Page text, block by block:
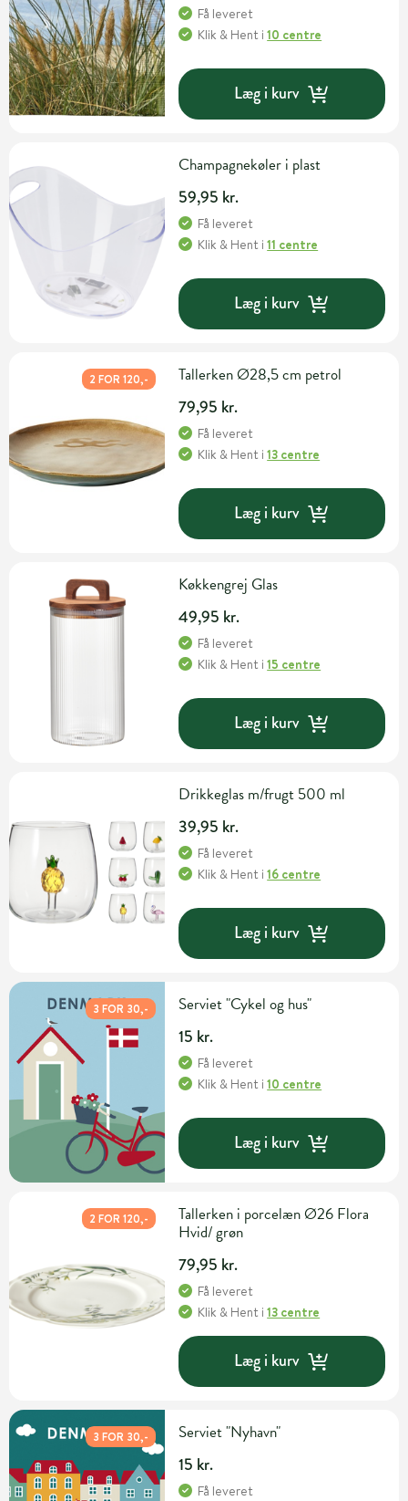
Få leveret
Klik & Hent i10 centre
Læg i kurv
Champagnekøler i plast
59,95 kr.
Få leveret
Klik & Hent i11 centre
Læg i kurv
2 FOR 120,- Tallerken Ø28,5 cm petrol
79,95 kr.
Få leveret
Klik & Hent i13 centre
Læg i kurv
Køkkengrej Glas
49,95 kr.
Få leveret
Klik & Hent i15 centre
Læg i kurv
Drikkeglas m/frugt 500 ml
39,95 kr.
Få leveret
Klik & Hent i16 centre
Læg i kurv
3 FOR 30,- Serviet "Cykel og hus"
15 kr.
Få leveret
Klik & Hent i10 centre
Læg i kurv
2 FOR 120,-
Tallerken i porcelæn Ø26 Flora
Hvid/ grøn
79,95 kr.
Få leveret
Klik & Hent i13 centre
Læg i kurv
3 FOR 30,- Serviet "Nyhavn"
15 kr.
Få leveret